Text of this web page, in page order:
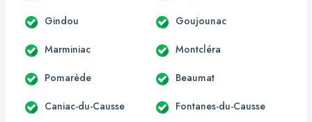
Gindou Goujounac
Marminiac Montcléra
Pomarède Beaumat
Caniac-du-Causse Fontanes-du-Causse